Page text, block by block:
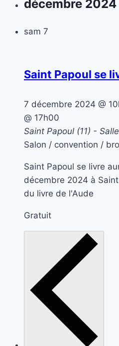
décembre 2024
sam 7
Saint Papoul se
7 décembre 2024 @
@ 17h00
Saint Papoul (11) -
Salon / convention /
Saint Papoul se livre
décembre 2024 à
du livre de l'Aude
Gratuit